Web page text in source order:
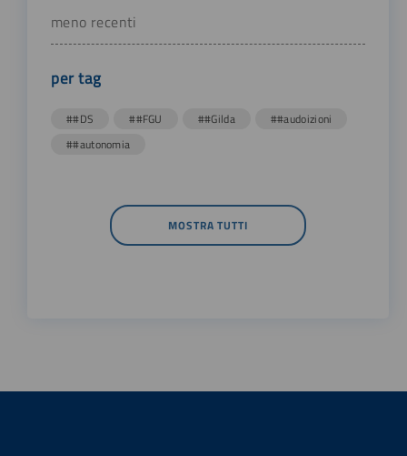
meno recenti
per tag
##DS ##FGU ##Gilda
##audoizioni
##autonomia
MOSTRA TUTTI